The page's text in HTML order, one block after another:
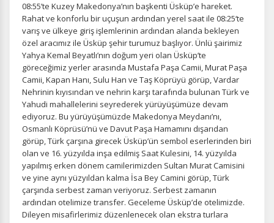
08:55’te Kuzey Makedonya’nın başkenti Üsküp’e hareket.
Rahat ve konforlu bir uçuşun ardından yerel saat ile 08:25‘te
varış ve ülkeye giriş işlemlerinin ardından alanda bekleyen
özel aracımız ile Üsküp şehir turumuz başlıyor. Ünlü şairimiz
Yahya Kemal Beyatlı’nın doğum yeri olan Üsküp’te
göreceğimiz yerler arasında Mustafa Paşa Camii, Murat Paşa
Camii, Kapan Hanı, Sulu Han ve Taş Köprüyü görüp, Vardar
Nehrinin kıyısından ve nehrin karşı tarafında bulunan Türk ve
Yahudi mahallelerini seyrederek yürüyüşümüze devam
ediyoruz. Bu yürüyüşümüzde Makedonya Meydanı’nı,
Osmanlı Köprüsü’nü ve Davut Paşa Hamamını dışarıdan
görüp, Türk çarşına girecek Üsküp’ün sembol eserlerinden biri
olan ve 16. yüzyılda inşa edilmiş Saat Kulesini, 14. yüzyılda
yapılmış erken dönem camilerimizden Sultan Murat Camisini
ve yine aynı yüzyıldan kalma İsa Bey Camini görüp, Türk
çarşında serbest zaman veriyoruz. Serbest zamanın
ardından otelimize transfer. Geceleme Üsküp’de otelimizde.
Dileyen misafirlerimiz düzenlenecek olan ekstra turlara